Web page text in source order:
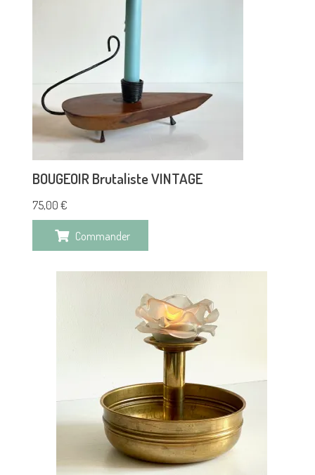
BOUGEOIR Brutaliste VINTAGE
75,00 €
Commander